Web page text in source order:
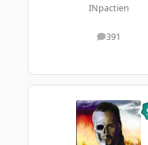
INpactien
391
messages